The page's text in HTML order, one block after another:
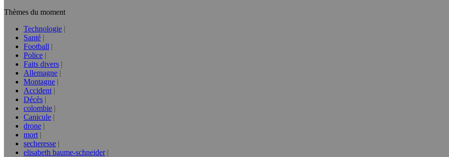
Thèmes du moment
Technologie
Santé
Football
Police
Faits divers
Allemagne
Montagne
Accident
Décès
colombie
Canicule
drone
mort
secheresse
elisabeth baume-schneider